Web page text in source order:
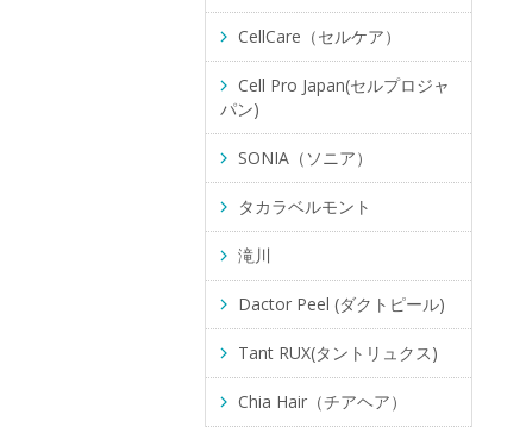
CellCare（セルケア）
Cell Pro Japan(セルプロジャ
パン)
SONIA（ソニア）
タカラベルモント
滝川
Dactor Peel (ダクトピール)
Tant RUX(タントリュクス)
Chia Hair（チアヘア）